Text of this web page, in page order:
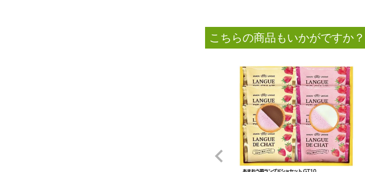
こちらの商品もいかがですか？